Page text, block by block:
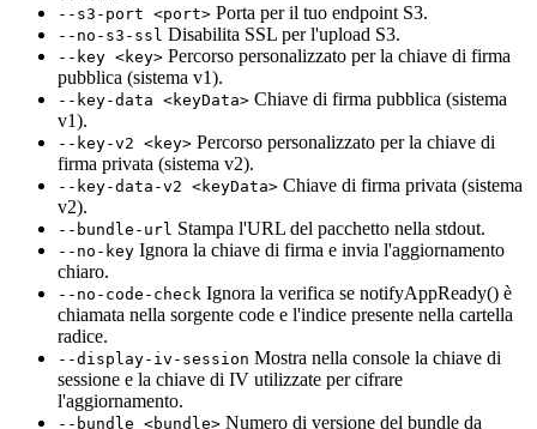
--s3-port <port> Porta per il tuo endpoint S3.
--no-s3-ssl Disabilita SSL per l'upload S3.
--key <key> Percorso personalizzato per la chiave di firma
pubblica (sistema v1).
--key-data <keyData> Chiave di firma pubblica (sistema
v1).
--key-v2 <key> Percorso personalizzato per la chiave di
firma privata (sistema v2).
--key-data-v2 <keyData> Chiave di firma privata (sistema
v2).
--bundle-url Stampa l'URL del pacchetto nella stdout.
--no-key Ignora la chiave di firma e invia l'aggiornamento
chiaro.
--no-code-check Ignora la verifica se notifyAppReady() è
chiamata nella sorgente code e l'indice presente nella cartella
radice.
--display-iv-session Mostra nella console la chiave di
sessione e la chiave di IV utilizzate per cifrare
l'aggiornamento.
--bundle <bundle> Numero di versione del bundle da